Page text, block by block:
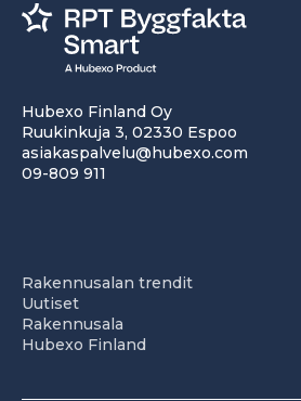
Hubexo Finland Oy
Ruukinkuja 3, 02330 Espoo
asiakaspalvelu@hubexo.com
09-809 911
Rakennusalan trendit
Uutiset
Rakennusala
Hubexo Finland